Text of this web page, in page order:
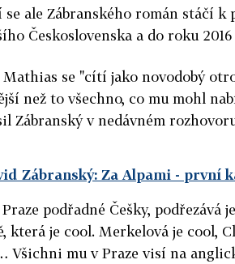
se ale Zábranského román stáčí
Československa a do roku
se "cítí jako novodobý
než to všechno, co mu mohl
Zábranský v nedávném
Zábranský: Za Alpami - první
podřadné Češky, podřezává
která je cool. Merkelová je cool,
Všichni mu v Praze visí na